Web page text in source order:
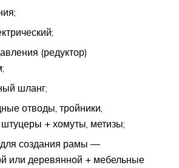
(редуктор)
шланг;
отводы, тройники,
штуцеры + хомуты, метизы;
создания рамы —
или деревянной + мебельные